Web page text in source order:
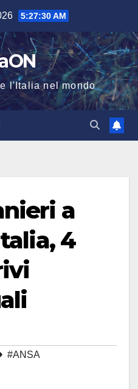
5:27:30 AM
l'Italia nel mondo
a
4
#ANSA